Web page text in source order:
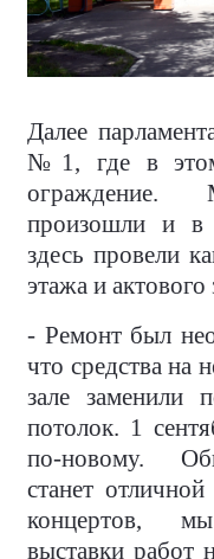
Далее
№1, где в этом
ограждение.
произошли и в
здесь провели
этажа и актового
- Ремонт был
что средства на
зале заменили
потолок. 1
по-новому.
станет
концертов,
выставки